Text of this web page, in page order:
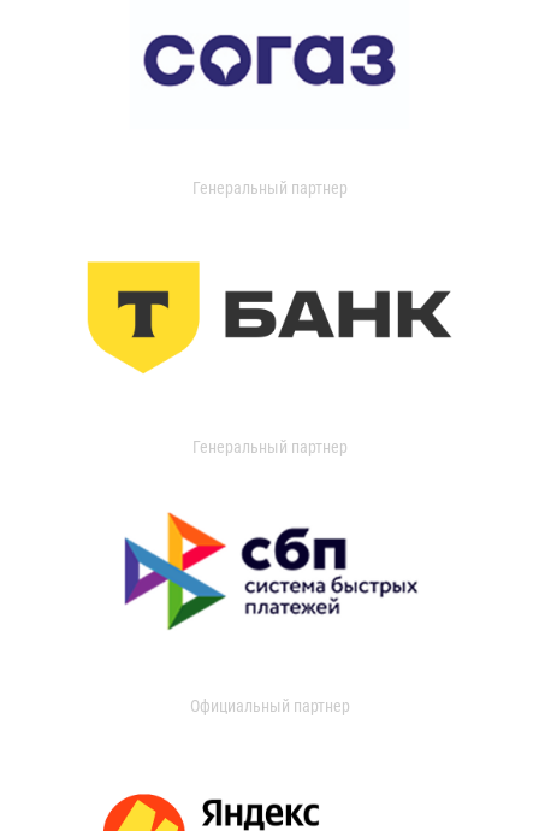
Генеральный партнер
Генеральный партнер
Официальный партнер